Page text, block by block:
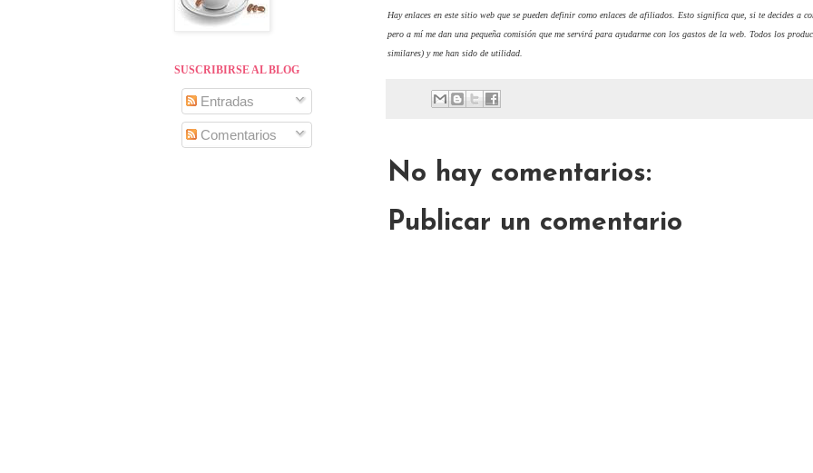
Hay enlaces en este sitio web que se pueden definir como enlaces de afiliados. Esto significa que, si te decides a
pero a mí me dan una pequeña comisión que me servirá para ayudarme con los gastos de la web. Todos los
similares) y me han sido de utilidad.
No hay comentarios:
Publicar un comentario
SUSCRIBIRSE AL BLOG
Entradas
Comentarios